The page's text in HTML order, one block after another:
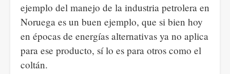
ejemplo del manejo de la industria petrolera en
Noruega es un buen ejemplo, que si bien hoy
en épocas de energías alternativas ya no aplica
para ese producto, sí lo es para otros como el
coltán.